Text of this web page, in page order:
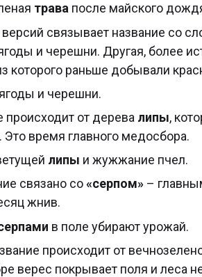
трава после майского
связывает название со
и черешни. Другая, более
которого раньше добывали
ягоды и черешни.
происходит от дерева липы,
время главного медосбора.
липы и жужжание пчел.
связано со«серпом» –
жнив.
в поле убирают урожай.
происходит от
верес покрывает поля и леса